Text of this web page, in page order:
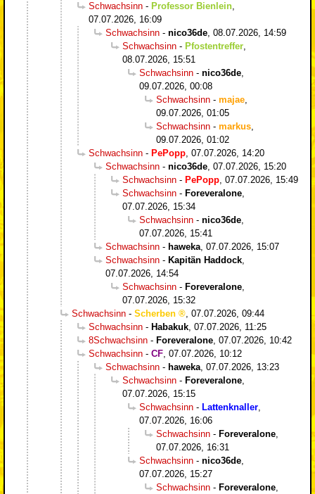
Schwachsinn - Professor Bienlein,
07.07.2026, 16:09
Schwachsinn - nico36de, 08.07.2026, 14:59
Schwachsinn - Pfostentreffer,
08.07.2026, 15:51
Schwachsinn - nico36de,
09.07.2026, 00:08
Schwachsinn - majae,
09.07.2026, 01:05
Schwachsinn - markus,
09.07.2026, 01:02
Schwachsinn - PePopp, 07.07.2026, 14:20
Schwachsinn - nico36de, 07.07.2026, 15:20
Schwachsinn - PePopp, 07.07.2026, 15:49
Schwachsinn - Foreveralone,
07.07.2026, 15:34
Schwachsinn - nico36de,
07.07.2026, 15:41
Schwachsinn - haweka, 07.07.2026, 15:07
Schwachsinn - Kapitän Haddock,
07.07.2026, 14:54
Schwachsinn - Foreveralone,
07.07.2026, 15:32
Schwachsinn - Scherben , 07.07.2026, 09:44
Schwachsinn - Habakuk, 07.07.2026, 11:25
8Schwachsinn - Foreveralone, 07.07.2026, 10:42
Schwachsinn - CF, 07.07.2026, 10:12
Schwachsinn - haweka, 07.07.2026, 13:23
Schwachsinn - Foreveralone,
07.07.2026, 15:15
Schwachsinn - Lattenknaller,
07.07.2026, 16:06
Schwachsinn - Foreveralone,
07.07.2026, 16:31
Schwachsinn - nico36de,
07.07.2026, 15:27
Schwachsinn - Foreveralone,